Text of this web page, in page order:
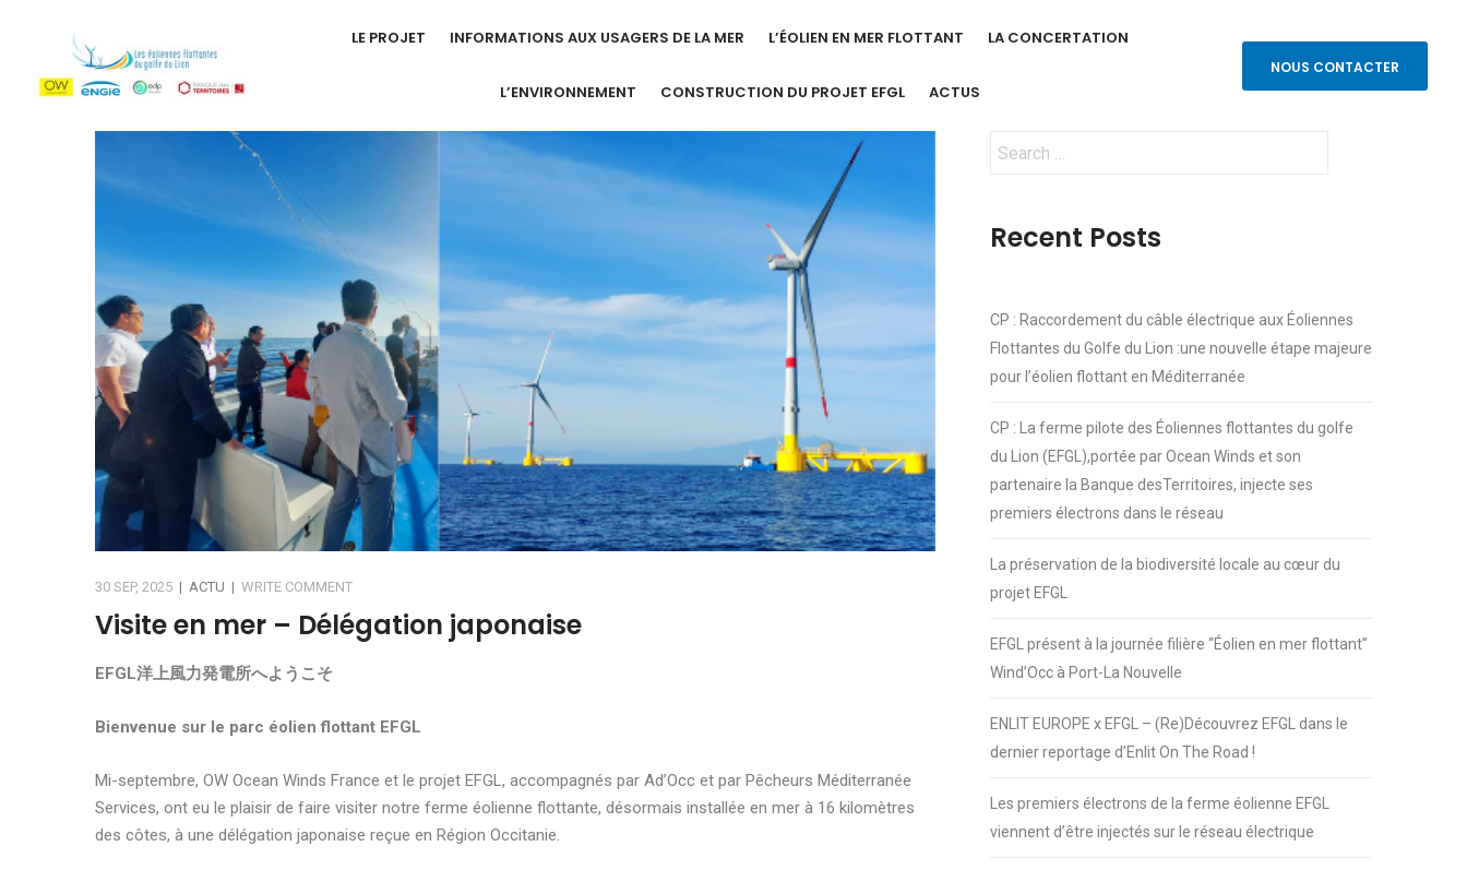
LE PROJET INFORMATIONS AUX USAGERS DE LA MER L’ÉOLIEN EN MER FLOTTANT LA CONCERTATION
L’ENVIRONNEMENT CONSTRUCTION DU PROJET EFGL ACTUS
NOUS CONTACTER
30 SEP, 2025 | ACTU | WRITE COMMENT
Visite en mer – Délégation japonaise
EFGL洋上風力発電所へようこそ
Bienvenue sur le parc éolien flottant EFGL
Mi-septembre, OW Ocean Winds France et le projet EFGL, accompagnés par Ad’Occ et par Pêcheurs Méditerranée
Services, ont eu le plaisir de faire visiter notre ferme éolienne flottante, désormais installée en mer à 16 kilomètres
des côtes, à une délégation japonaise reçue en Région Occitanie.
Search
Recent Posts
CP : Raccordement du câble électrique aux Éoliennes
Flottantes du Golfe du Lion :une nouvelle étape majeure
pour l’éolien flottant en Méditerranée
CP : La ferme pilote des Éoliennes flottantes du golfe
du Lion (EFGL),portée par Ocean Winds et son
partenaire la Banque desTerritoires, injecte ses
premiers électrons dans le réseau
La préservation de la biodiversité locale au cœur du
projet EFGL
EFGL présent à la journée filière “Éolien en mer flottant”
Wind’Occ à Port-La Nouvelle
ENLIT EUROPE x EFGL – (Re)Découvrez EFGL dans le
dernier reportage d’Enlit On The Road !
Les premiers électrons de la ferme éolienne EFGL
viennent d’être injectés sur le réseau électrique